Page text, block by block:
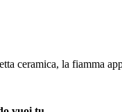
ceramica, la fiamma